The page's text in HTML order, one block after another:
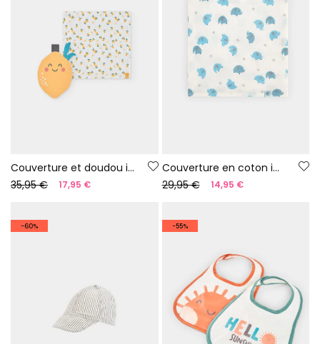
Couverture et doudou imprimés pour bébé
35,95 €
17,95 €
Couverture en coton imprimé pour bébé
29,95 €
14,95 €
-60% -55%